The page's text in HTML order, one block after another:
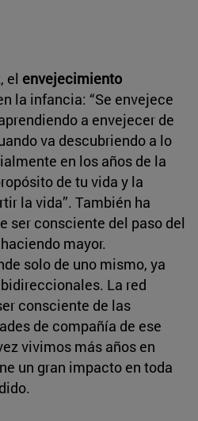
el envejecimiento
la infancia: “Se envejece
a envejecer de
va descubriendo a lo
en los años de la
de tu vida y la
la vida”. También ha
ser consciente del paso del
mayor.
solo de uno mismo, ya
La red
consciente de las
de compañía de ese
vivimos más años en
un gran impacto en toda